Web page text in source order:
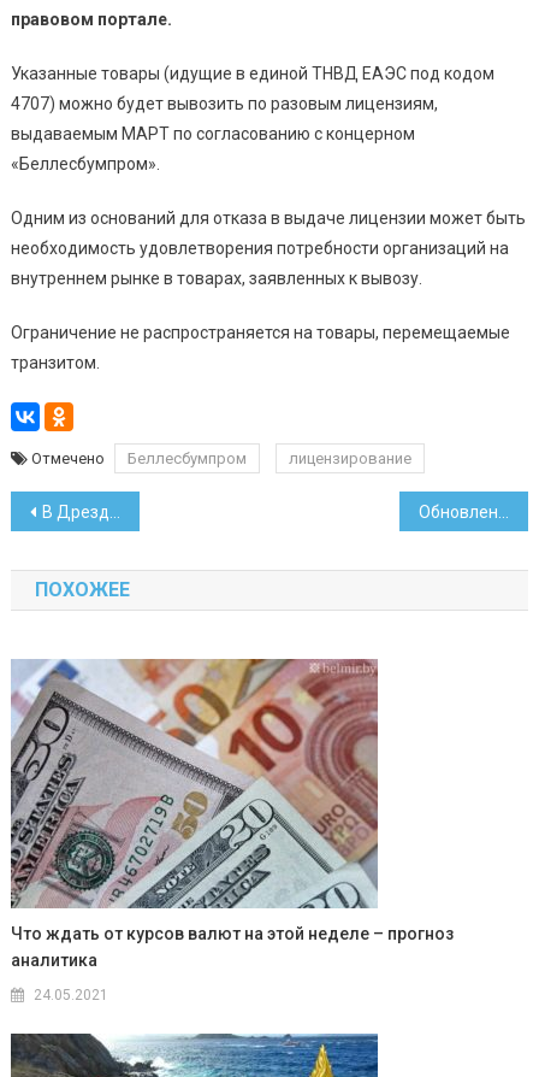
правовом портале.
Указанные товары (идущие в единой ТНВД ЕАЭС под кодом
4707) можно будет вывозить по разовым лицензиям,
выдаваемым МАРТ по согласованию с концерном
«Беллесбумпром».
Одним из оснований для отказа в выдаче лицензии может быть
необходимость удовлетворения потребности организаций на
внутреннем рынке в товарах, заявленных к вывозу.
Ограничение не распространяется на товары, перемещаемые
транзитом.
Отмечено Беллесбумпром лицензирование
Навигация
по
записям
В Дрездене белорус украл в магазине продукты и атаковал сотрудника
ПОХОЖЕЕ
Что ждать от курсов валют на этой неделе – прогноз
аналитика
24.05.2021